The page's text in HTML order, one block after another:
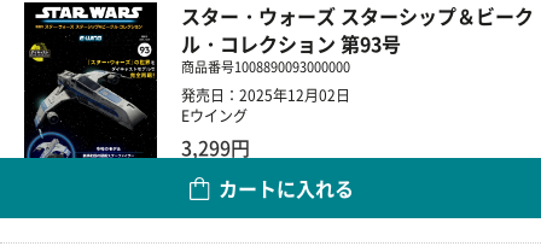
スター・ウォーズ スターシップ＆ビーク
ル・コレクション 第93号
商品番号1008890093000000
発売日：2025年12月02日
Eウイング
3,299円
カートに入れる